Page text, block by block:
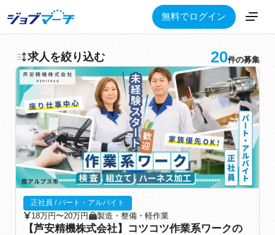
無料でログイン
求人を絞り込む 20件の募集
正社員 / パート・アルバイト
18万円〜20万円 製造・整備・軽作業
【芦安精機株式会社】コツコツ作業系ワークの